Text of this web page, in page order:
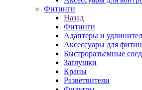
Фитинги
Назад
Фитинги
Адаптеры и
Аксессуары для
Быстроразъемные
Заглушки
Краны
Разветвители